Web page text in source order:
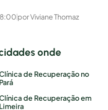
porViviane Thomaz
onde
de Recuperação no
Pará
de Recuperação em
Limeira